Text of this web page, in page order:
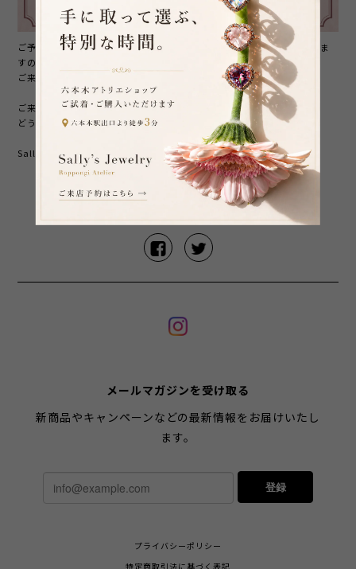
ご予約いただける日程についても、ご予約が少しずつ埋まってきておりま
すので、
ご来店をお考えの方はお早めのお問い合わせをおすすめいたします。
ご来店について、 こちらよりお問い合わせください。
どうぞよろしくお願いいたします。
Sally's Jewelry
SHARE ON
メールマガジンを受け取る
新商品やキャンペーンなどの最新情報をお届けいたし
ます。
登録
プライバシーポリシー